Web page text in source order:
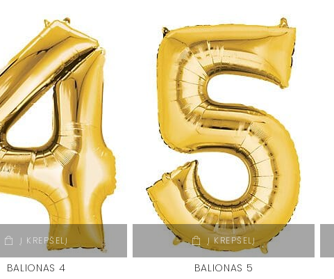
Į KREPŠELĮ
BALIONAS 4
Į KREPŠELĮ
BALIONAS 5